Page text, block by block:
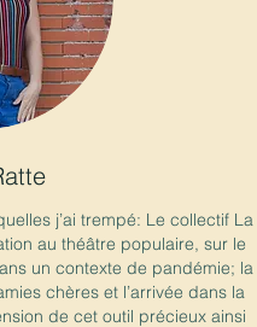
j’ai trempé: Le collectif La
au théâtre populaire, sur le
un contexte de pandémie; la
chères et l’arrivée dans la
de cet outil précieux ainsi